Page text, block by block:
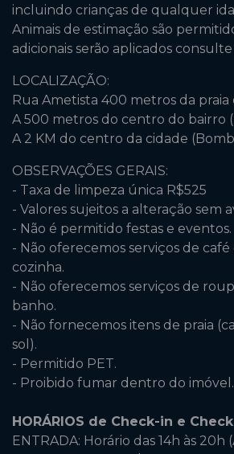
incluindo crianças de qualquer
Animais de estimação são
adicionais serão aplicados
LOCALIZAÇÃO:
Rua Ametista 400 metros da praia
A 500 metros do centro do bairro
A 2 KM do centro da cidade
OBSERVAÇÕES GERAIS:
- Taxa de limpeza única R$525
- Valores sujeitos a alteração sem
- Não é permitido festas e eventos.
- Não oferecemos serviços de
cozinha.
- Não oferecemos serviços de
banho.
- Não fornecemos itens de praia
sol).
- Permitido PET.
- Proibido fumar dentro do imóvel.
HORÁRIOS de Check-in e
ENTRADA: Horário das 14h às 20h